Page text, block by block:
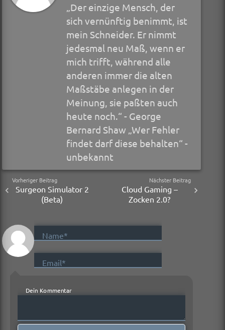
„Der einzige Mensch, der
sich vernünftig benimmt, ist
mein Schneider. Er nimmt
jedesmal neu Maß, wenn er
mich trifft, während alle
anderen immer die alten
Maßstäbe anlegen in der
Meinung, sie paßten auch
heute noch.“ - George
Bernard Shaw „Wer Fehler
findet darf diese behalten“ -
unbekannt
Vorheriger Beitrag
Surgeon Simulator 2
(Beta)
Nächster Beitrag
Cloud Gaming –
Zocken 2.0?
Name*
Email*
Dein Kommentar